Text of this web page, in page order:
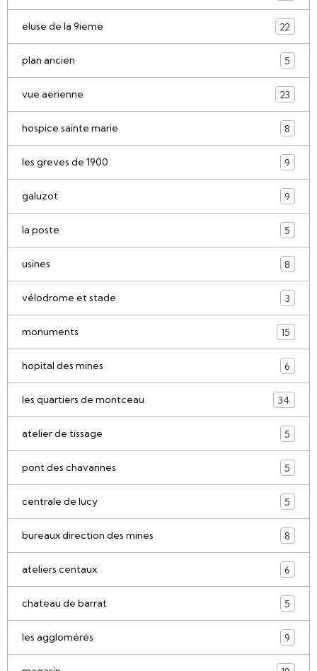
eluse de la 9ieme 22
plan ancien 5
vue aerienne 23
hospice sainte marie 8
les greves de 1900 9
galuzot 9
la poste 5
usines 8
vélodrome et stade 3
monuments 15
hopital des mines 6
les quartiers de montceau 34
atelier de tissage 5
pont des chavannes 5
centrale de lucy 5
bureaux direction des mines 8
ateliers centaux 6
chateau de barrat 5
les agglomérés 9